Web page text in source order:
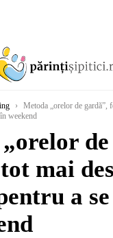
›
Metoda „orelor de gardă”,
weekend
mai
a